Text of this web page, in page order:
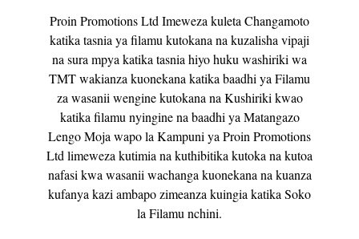
Proin Promotions Ltd Imeweza kuleta Changamoto
katika tasnia ya filamu kutokana na kuzalisha vipaji
na sura mpya katika tasnia hiyo huku washiriki wa
TMT wakianza kuonekana katika baadhi ya Filamu
za wasanii wengine kutokana na Kushiriki kwao
katika filamu nyingine na baadhi ya Matangazo
Lengo Moja wapo la Kampuni ya Proin Promotions
Ltd limeweza kutimia na kuthibitika kutoka na kutoa
nafasi kwa wasanii wachanga kuonekana na kuanza
kufanya kazi ambapo zimeanza kuingia katika Soko
la Filamu nchini.